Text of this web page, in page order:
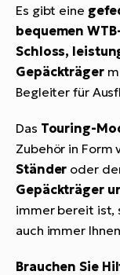
Es gibt eine
bequemen
Schloss,
Gepäckträger
Begleiter für
Das Touring-
Zubehör in Form
Ständer oder
Gepäckträger
immer bereit ist,
auch immer
Brauchen Sie